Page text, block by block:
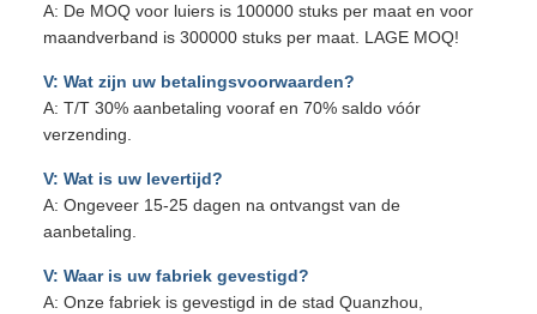
A: De MOQ voor luiers is 100000 stuks per maat en voor
maandverband is 300000 stuks per maat. LAGE MOQ!
V: Wat zijn uw betalingsvoorwaarden?
A: T/T 30% aanbetaling vooraf en 70% saldo vóór
verzending.
V: Wat is uw levertijd?
A: Ongeveer 15-25 dagen na ontvangst van de
aanbetaling.
V: Waar is uw fabriek gevestigd?
A: Onze fabriek is gevestigd in de stad Quanzhou,